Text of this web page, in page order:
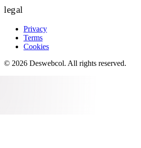
legal
Privacy
Terms
Cookies
© 2026 Deswebcol. All rights reserved.